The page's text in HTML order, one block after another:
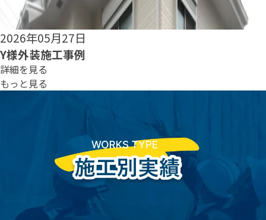
2026年05月25日
S様外装施工事例
詳細を見る
もっと見る